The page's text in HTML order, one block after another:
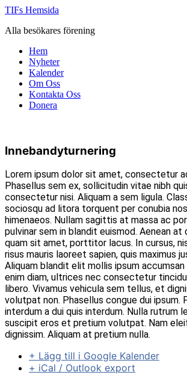
Hoppa
innehåll
TIFs Hemsida
Alla besökares förening
Hem
Nyheter
Kalender
Om Oss
Kontakta Oss
Donera
Innebandyturnering
Lorem ipsum dolor sit amet, consectetur
Phasellus sem ex, sollicitudin vitae nibh
consectetur nisi. Aliquam a sem ligula.
sociosqu ad litora torquent per conubia
himenaeos. Nullam sagittis at massa ac
pulvinar sem in blandit euismod. Aenean
quam sit amet, porttitor lacus. In cursus,
risus mauris laoreet sapien, quis maximus
Aliquam blandit elit mollis ipsum
enim diam, ultrices nec consectetur
libero. Vivamus vehicula sem tellus, et
volutpat non. Phasellus congue dui ipsum.
interdum a dui quis interdum. Nulla rutrum
suscipit eros et pretium volutpat. Nam
dignissim. Aliquam at pretium nulla.
+ Lägg till i Google Kalender
+ iCal / Outlook export